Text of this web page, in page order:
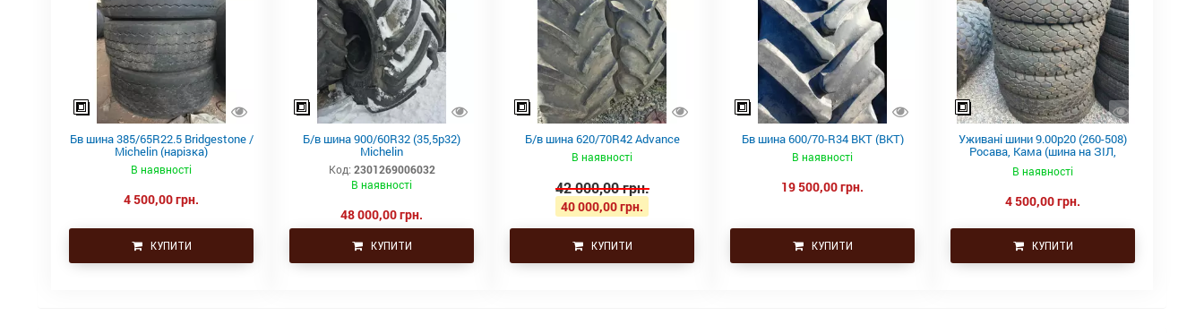
Бв шина 385/65R22.5 Bridgestone /
Michelin (нарізка)
В наявності
4 500,00 грн.
КУПИТИ
Б/в шина 900/60R32 (35,5р32)
Michelin
Код: 2301269006032
В наявності
48 000,00 грн.
КУПИТИ
Б/в шина 620/70R42 Advance
В наявності
42 000,00 грн.
40 000,00 грн.
КУПИТИ
Бв шина 600/70-R34 BKT (ВКТ)
В наявності
19 500,00 грн.
КУПИТИ
Уживані шини 9.00р20 (260-508)
Росава, Кама (шина на ЗІЛ,
Камаз)
В наявності
4 500,00 грн.
КУПИТИ